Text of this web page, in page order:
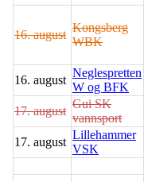
16. august
Kongsberg
WBK
16. august
Neglespretten
W og BFK
17. august
Gui SK
vannsport
17. august
Lillehammer
VSK